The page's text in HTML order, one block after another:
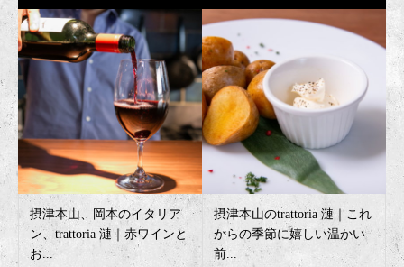
摂津本山、岡本のイタリア
ン、trattoria 漣｜赤ワインと
お...
摂津本山のtrattoria 漣｜これ
からの季節に嬉しい温かい
前...